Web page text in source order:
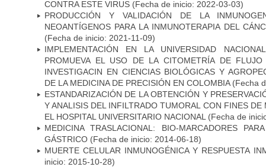
CONTRA ESTE VIRUS (Fecha de inicio: 2022-03-03)
PRODUCCIÓN Y VALIDACIÓN DE LA
NEOANTÍGENOS PARA LA INMUNOTERAPIA DEL
(Fecha de inicio: 2021-11-09)
IMPLEMENTACIÓN EN LA UNIVERSIDAD
PROMUEVA EL USO DE LA CITOMETRÍA DE FLUJO
INVESTIGACIN EN CIENCIAS BIOLÓGICAS Y
DE LA MEDICINA DE PRECISIÓN EN COLOMBIA(Fecha
ESTANDARIZACIÓN DE LA OBTENCIÓN Y
Y ANALISIS DEL INFILTRADO TUMORAL CON FINES DE
EL HOSPITAL UNIVERSITARIO NACIONAL (Fecha de
MEDICINA TRASLACIONAL: BIO-MARCADORES
GÁSTRICO (Fecha de inicio: 2014-06-18)
MUERTE CELULAR INMUNOGÉNICA Y RESPUESTA
inicio: 2015-10-28)